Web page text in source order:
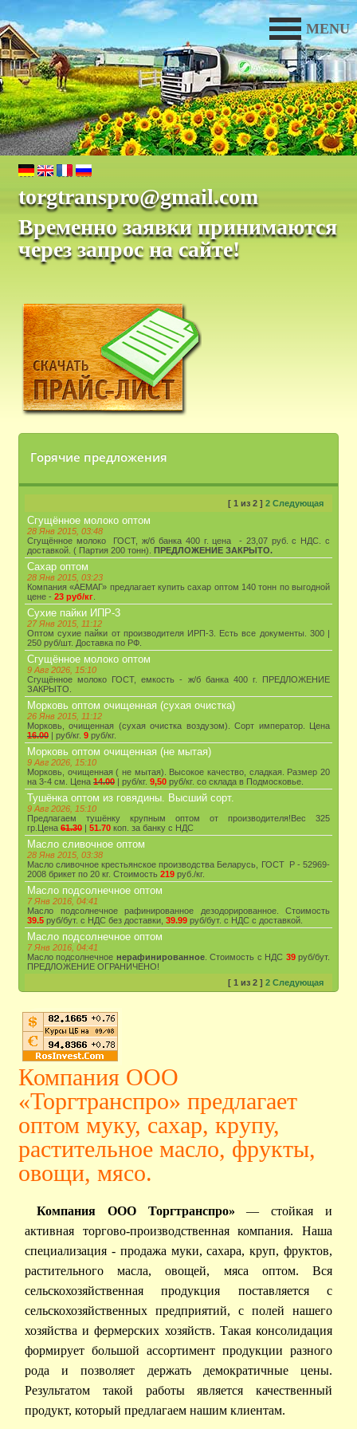
MENU
torgtranspro@gmail.com
Временно заявки принимаются
через запрос на сайте!
Горячие предложения
[ 1 из 2 ] 2 Следующая
Сгущённое молоко оптом
28 Янв 2015, 03:48
Сгущённое молоко ГОСТ, ж/б банка 400 г. цена - 23,07 руб. с НДС. с
доставкой. ( Партия 200 тонн). ПРЕДЛОЖЕНИЕ ЗАКРЫТО.
Сахар оптом
28 Янв 2015, 03:23
Компания «АЕМАГ» предлагает купить сахар оптом 140 тонн по выгодной
цене - 23 руб/кг
Сухие пайки ИПР-3
27 Янв 2015, 11:12
Оптом сухие пайки от производителя ИРП-3. Есть все документы. 300 |
250 руб/шт. Доставка по РФ.
Сгущённое молоко оптом
9 Авг 2026, 15:10
Сгущённое молоко ГОСТ, емкость - ж/б банка 400 г. ПРЕДЛОЖЕНИЕ
ЗАКРЫТО.
Морковь оптом очищенная (сухая очистка)
26 Янв 2015, 11:12
Морковь, очищенная (сухая очистка воздузом). Сорт император. Цена
16.00 | руб/кг. 9 руб/кг.
Морковь оптом очищенная (не мытая)
9 Авг 2026, 15:10
Морковь, очищенная ( не мытая). Высокое качество, сладкая. Размер 20
на 3-4 см. Цена 14.00 | руб/кг. 9,50 руб/кг. со склада в Подмосковье.
Тушёнка оптом из говядины. Высший сорт.
9 Авг 2026, 15:10
Предлагаем тушёнку крупным оптом от производителя!Вес 325
гр.Цена 61.30 | 51.70 коп. за банку с НДС
Масло сливочное оптом
28 Янв 2015, 03:38
Масло сливочное крестьянское производства Беларусь, ГОСТ Р - 52969-
2008 брикет по 20 кг. Стоимость 219 руб./кг.
Масло подсолнечное оптом
7 Янв 2016, 04:41
Масло подсолнечное рафинированное дезодорированное. Стоимость
39.5 руб/бут. с НДС без доставки, 39.99 руб/бут. с НДС с доставкой.
Масло подсолнечное оптом
7 Янв 2016, 04:41
Масло подсолнечное нерафинированное. Стоимость с НДС 39руб/бут.
ПРЕДЛОЖЕНИЕ ОГРАНИЧЕНО!
[ 1 из 2 ] 2 Следующая
Компания ООО
«Торгтранспро» предлагает
оптом муку, сахар, крупу,
растительное масло, фрукты,
овощи, мясо.
Компания ООО Торгтранспро» — стойкая и
активная торгово-производственная компания. Наша
специализация - продажа муки, сахара, круп, фруктов,
растительного масла, овощей, мяса оптом. Вся
сельскохозяйственная продукция поставляется с
сельскохозяйственных предприятий, с полей нашего
хозяйства и фермерских хозяйств. Такая консолидация
формирует большой ассортимент продукции разного
рода и позволяет держать демократичные цены.
Результатом такой работы является качественный
продукт, который предлагаем нашим клиентам.